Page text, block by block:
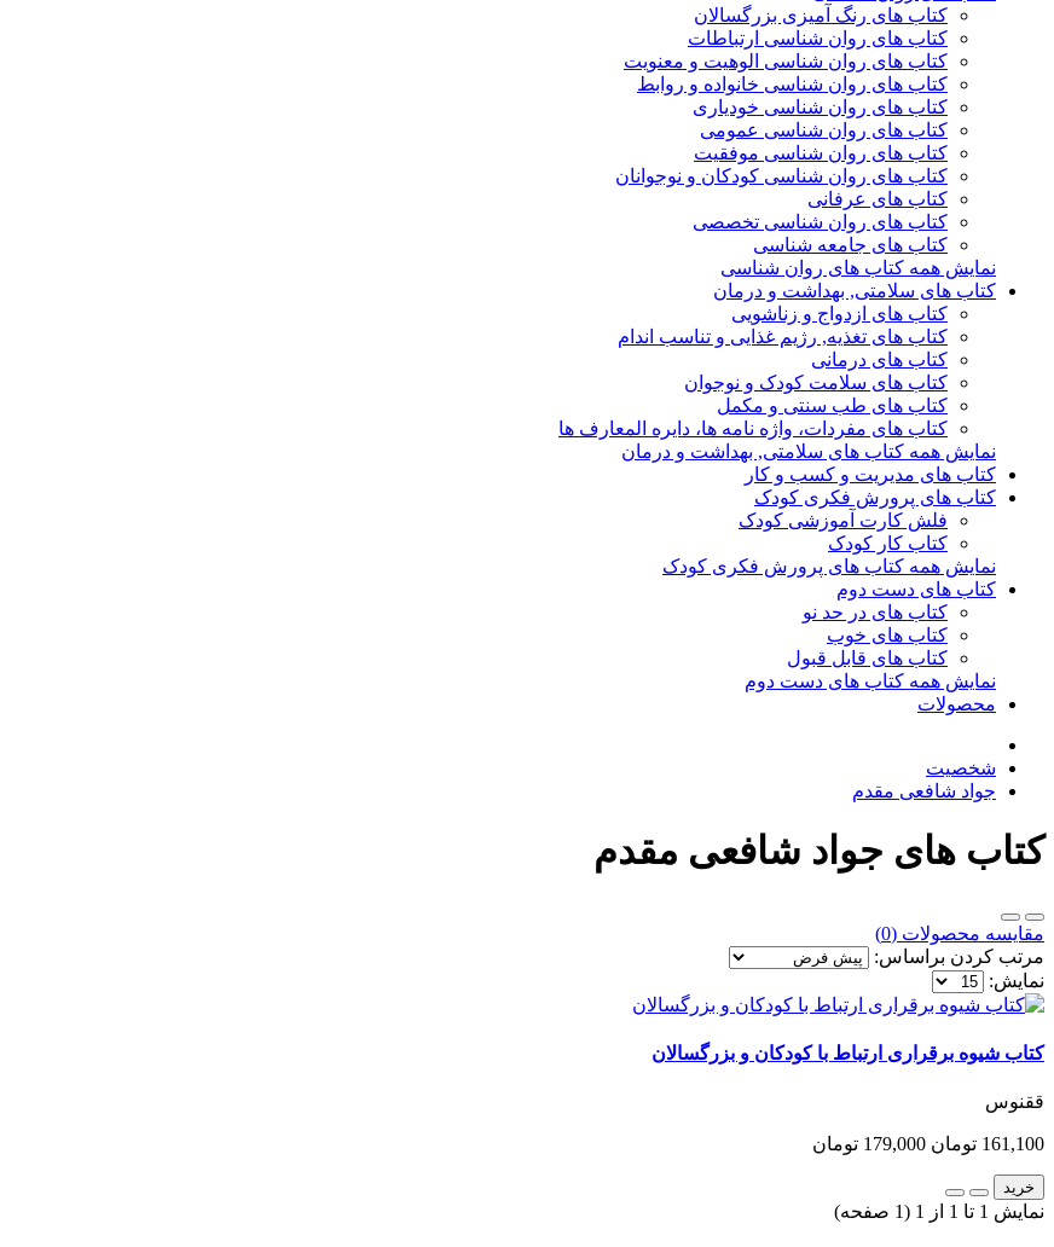
کتاب های رنگ آمیزی بزرگسالان
کتاب های روان شناسی ارتباطات
کتاب های روان شناسی الوهیت و معنویت
کتاب های روان شناسی خانواده و روابط
کتاب های روان شناسی خودیاری
کتاب های روان شناسی عمومی
کتاب های روان شناسی موفقیت
کتاب های روان شناسی کودکان و نوجوانان
کتاب های عرفانی
کتاب های روان شناسی تخصصی
کتاب های جامعه شناسی
نمایش همه کتاب های روان شناسی
کتاب های سلامتی, بهداشت و درمان
کتاب های ازدواج و زناشویی
کتاب های تغذیه, رژیم غذایی و تناسب اندام
کتاب های درمانی
کتاب های سلامت کودک و نوجوان
کتاب های طب سنتی و مکمل
کتاب های مفردات، واژه نامه ها، دایره المعارف ها
نمایش همه کتاب های سلامتی, بهداشت و درمان
کتاب های مدیریت و کسب و کار
کتاب های پرورش فکری کودک
فلش کارت آموزشی کودک
کتاب کار کودک
نمایش همه کتاب های پرورش فکری کودک
کتاب های دست دوم
کتاب های در حد نو
کتاب های خوب
کتاب های قابل قبول
نمایش همه کتاب های دست دوم
محصولات
شخصیت
جواد شافعی مقدم
کتاب های جواد شافعی مقدم
مقایسه محصولات (0)
مرتب کردن براساس:
نمایش:
کتاب شیوه برقراری ارتباط با کودکان و بزرگسالان
ققنوس
161,100 تومان 179,000 تومان
خرید
نمایش 1 تا 1 از 1 (1 صفحه)